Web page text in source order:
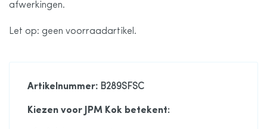
afwerkingen.
Let op: geen voorraadartikel.
Artikelnummer: B289SFSC
Kiezen voor JPM Kok betekent: